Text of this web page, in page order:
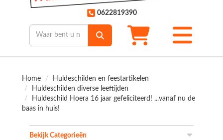
0622819390
Toggle
menu
Home
Huldeschilden en feestartikelen
Huldeschilden diverse leeftijden
Huldeschild Hoera 16 jaar gefeliciteerd! ...vanaf nu de
baas in huis!
Bekijk Categorieën